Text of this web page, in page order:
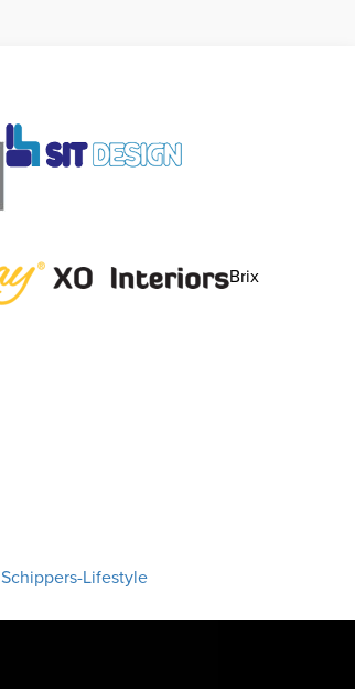
Brix
Schippers-Lifestyle